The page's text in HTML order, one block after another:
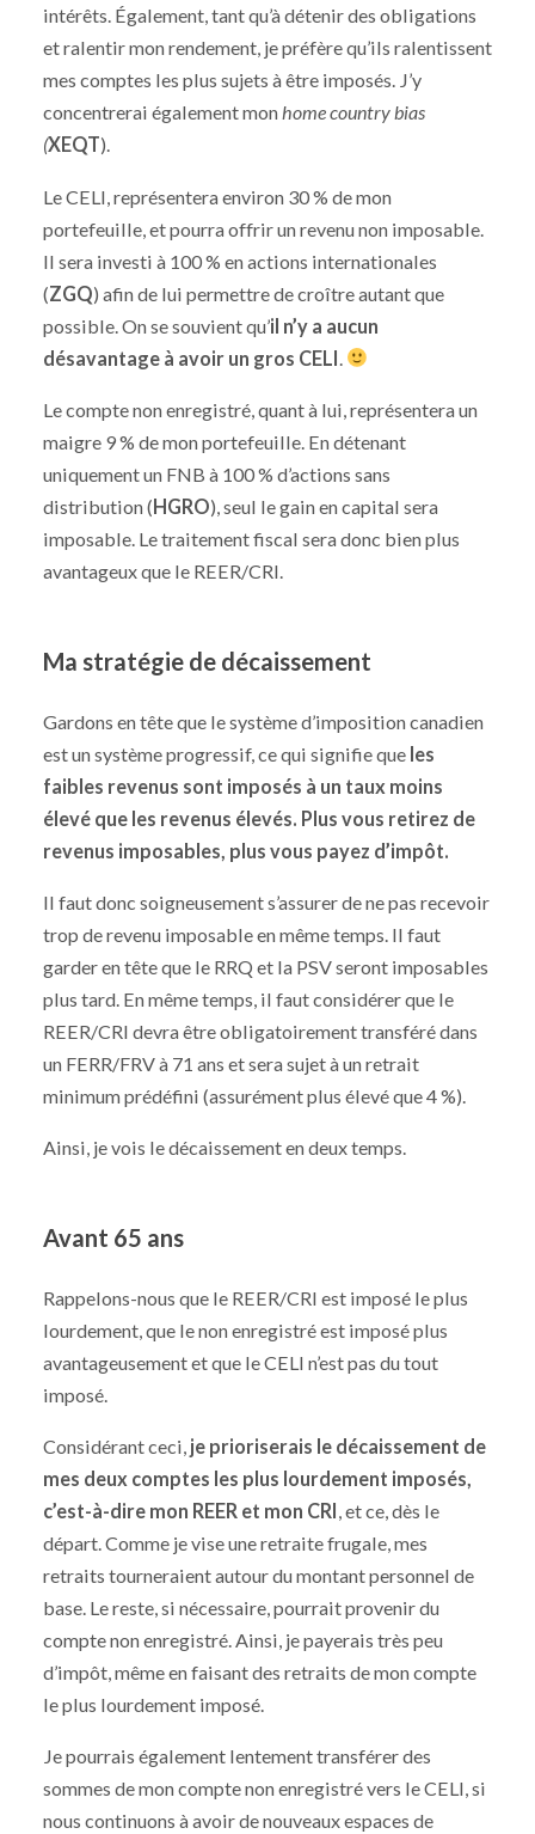
intérêts. Également, tant qu’à détenir des obligations
et ralentir mon rendement, je préfère qu’ils ralentissent
mes comptes les plus sujets à être imposés. J’y
concentrerai également monhome country bias
(XEQT).
Le CELI, représentera environ 30 % de mon
portefeuille, et pourra offrir un revenu non imposable.
Il sera investi à 100 % en actions internationales
(ZGQ) afin de lui permettre de croître autant que
possible. On se souvient qu’il n’y a aucun
désavantage à avoir un gros CELI
Le compte non enregistré, quant à lui, représentera un
maigre 9 % de mon portefeuille. En détenant
uniquement un FNB à 100 % d’actions sans
distribution (HGRO), seul le gain en capital sera
imposable. Le traitement fiscal sera donc bien plus
avantageux que le REER/CRI.
Ma stratégie de décaissement
Gardons en tête que le système d’imposition canadien
est un système progressif, ce qui signifie que les
faibles revenus sont imposés à un taux moins
élevé que les revenus élevés. Plus vous retirez de
revenus imposables, plus vous payez d’impôt.
Il faut donc soigneusement s’assurer de ne pas recevoir
trop de revenu imposable en même temps. Il faut
garder en tête que le RRQ et la PSV seront imposables
plus tard. En même temps, il faut considérer que le
REER/CRI devra être obligatoirement transféré dans
un FERR/FRV à 71 ans et sera sujet à un retrait
minimum prédéfini (assurément plus élevé que 4 %).
Ainsi, je vois le décaissement en deux temps.
Avant 65 ans
Rappelons-nous que le REER/CRI est imposé le plus
lourdement, que le non enregistré est imposé plus
avantageusement et que le CELI n’est pas du tout
imposé.
Considérant ceci, je prioriserais le décaissement de
mes deux comptes les plus lourdement imposés,
c’est-à-dire mon REER et mon CRI, et ce, dès le
départ. Comme je vise une retraite frugale, mes
retraits tourneraient autour du montant personnel de
base. Le reste, si nécessaire, pourrait provenir du
compte non enregistré. Ainsi, je payerais très peu
d’impôt, même en faisant des retraits de mon compte
le plus lourdement imposé.
Je pourrais également lentement transférer des
sommes de mon compte non enregistré vers le CELI, si
nous continuons à avoir de nouveaux espaces de